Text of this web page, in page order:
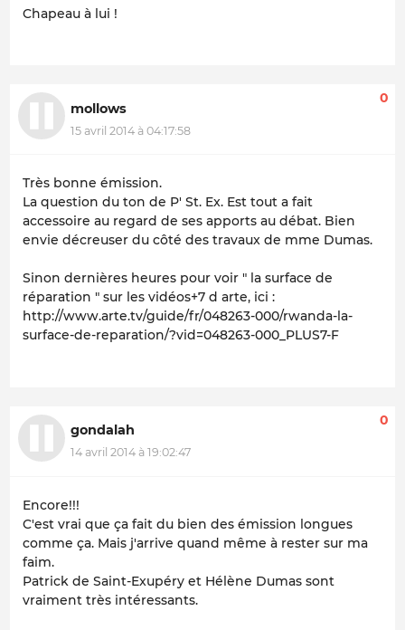
Chapeau à lui !
mollows
15 avril 2014 à 04:17:58
0
Très bonne émission.
La question du ton de P' St. Ex. Est tout a fait
accessoire au regard de ses apports au débat. Bien
envie décreuser du côté des travaux de mme Dumas.
Sinon dernières heures pour voir " la surface de
réparation " sur les vidéos+7 d arte, ici :
http://www.arte.tv/guide/fr/048263-000/rwanda-la-
surface-de-reparation/?vid=048263-000_PLUS7-F
gondalah
14 avril 2014 à 19:02:47
0
Encore!!!
C'est vrai que ça fait du bien des émission longues
comme ça. Mais j'arrive quand même à rester sur ma
faim.
Patrick de Saint-Exupéry et Hélène Dumas sont
vraiment très intéressants.